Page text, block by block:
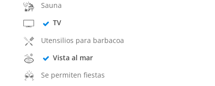
Sauna
TV
Utensilios para barbacoa
Vista al mar
Se permiten fiestas